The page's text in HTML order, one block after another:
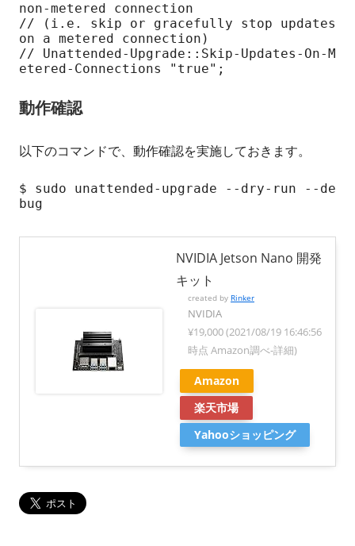
non-metered connection
// (i.e. skip or gracefully stop updates
on a metered connection)
// Unattended-Upgrade::Skip-Updates-On-M
etered-Connections "true";
動作確認
以下のコマンドで、動作確認を実施しておきます。
$ sudo unattended-upgrade --dry-run --de
bug
NVIDIA Jetson Nano 開発
キット
created by Rinker
NVIDIA
¥19,000(2021/08/19 16:46:56
時点 Amazon調べ-詳細)
Amazon
楽天市場
Yahooショッピング